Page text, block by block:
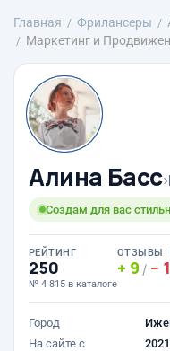
Главная Фрилансеры
Маркетинг и
Алина Басс›
Создам для вас
РЕЙТИНГ
250
№ 4 815 в каталоге
ОТЗЫВЫ
9 / 1
Город
На сайте с